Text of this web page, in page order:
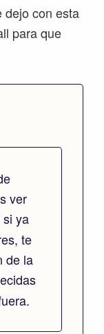
con esta
para que
ver
si ya
te
de la